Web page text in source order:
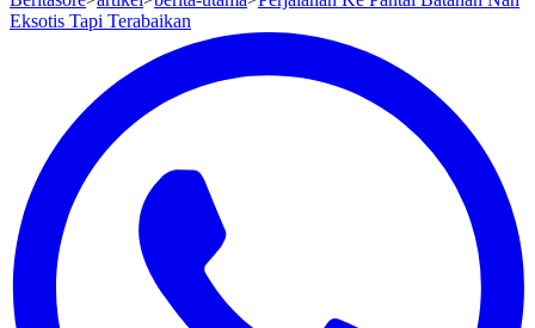
Eksotis Tapi Terabaikan